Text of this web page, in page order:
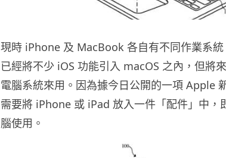
現時 iPhone 及 MacBook 各自有不同作業系
已經將不少 iOS 功能引入 macOS 之內，但將
電腦系統來用。因為據今日公開的一項 Apple
需要將 iPhone 或 iPad 放入一件「配件」中，
腦使用。